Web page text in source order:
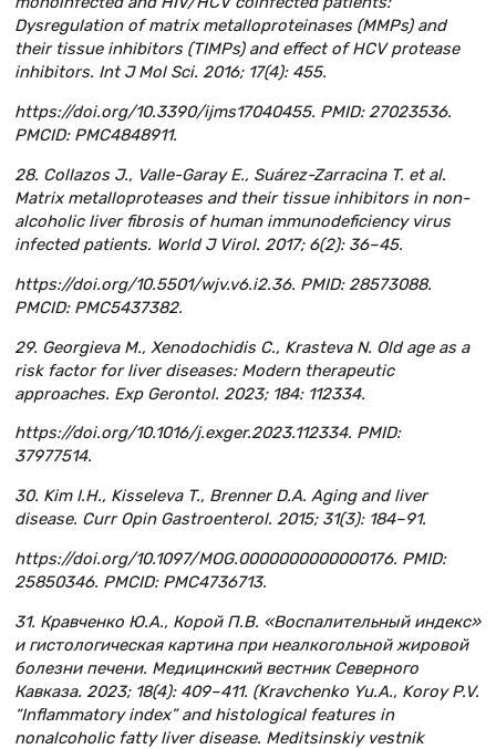
Dysregulation of matrix metalloproteinases (MMPs) and
their tissue inhibitors (TIMPs) and effect of HCV protease
inhibitors. Int J Mol Sci. 2016; 17(4): 455.
https://doi.org/10.3390/ijms17040455. PMID: 27023536.
PMCID: PMC4848911.
28. Collazos J., Valle-Garay E., Suárez-Zarracina T. et al.
Matrix metalloproteases and their tissue inhibitors in non-
alcoholic liver fibrosis of human immunodeficiency virus
infected patients. World J Virol. 2017; 6(2): 36–45.
https://doi.org/10.5501/wjv.v6.i2.36. PMID: 28573088.
PMCID: PMC5437382.
29. Georgieva M., Xenodochidis C., Krasteva N. Old age as a
risk factor for liver diseases: Modern therapeutic
approaches. Exp Gerontol. 2023; 184: 112334.
https://doi.org/10.1016/j.exger.2023.112334. PMID:
37977514.
30. Kim I.H., Kisseleva T., Brenner D.A. Aging and liver
disease. Curr Opin Gastroenterol. 2015; 31(3): 184–91.
https://doi.org/10.1097/MOG.0000000000000176. PMID:
25850346. PMCID: PMC4736713.
31. Кравченко Ю.А., Корой П.В. «Воспалительный индекс»
и гистологическая картина при неалкогольной жировой
болезни печени. Медицинский вестник Северного
Кавказа. 2023; 18(4): 409–411. (Kravchenko Yu.A., Koroy P.V.
“Inflammatory index” and histological features in
nonalcoholic fatty liver disease. Meditsinskiy vestnik